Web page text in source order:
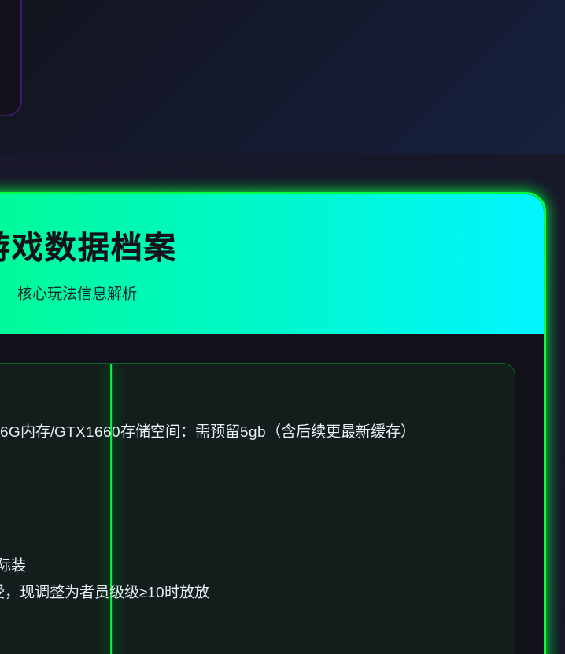
戏数据档案
核心玩法信息解析
内存/GTX1660​存储空间​ ​：需预留5gb（含后续更最新缓存）
装
现调整为者员级级≥10时放放